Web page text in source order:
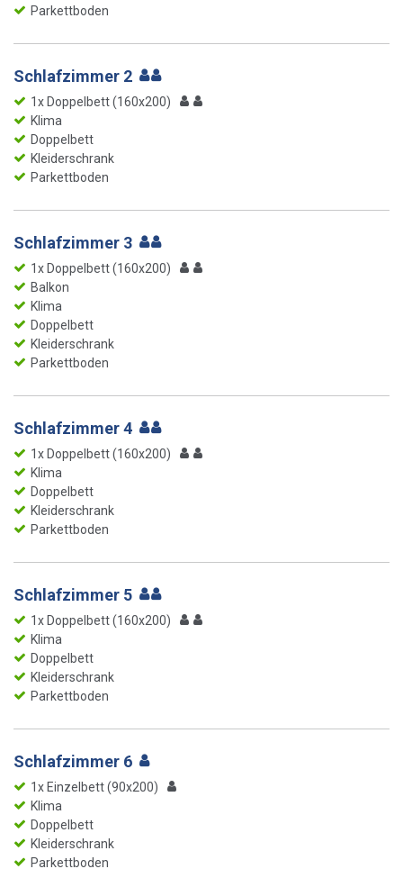
Parkettboden
Schlafzimmer 2
1x Doppelbett (160x200)
Klima
Doppelbett
Kleiderschrank
Parkettboden
Schlafzimmer 3
1x Doppelbett (160x200)
Balkon
Klima
Doppelbett
Kleiderschrank
Parkettboden
Schlafzimmer 4
1x Doppelbett (160x200)
Klima
Doppelbett
Kleiderschrank
Parkettboden
Schlafzimmer 5
1x Doppelbett (160x200)
Klima
Doppelbett
Kleiderschrank
Parkettboden
Schlafzimmer 6
1x Einzelbett (90x200)
Klima
Doppelbett
Kleiderschrank
Parkettboden